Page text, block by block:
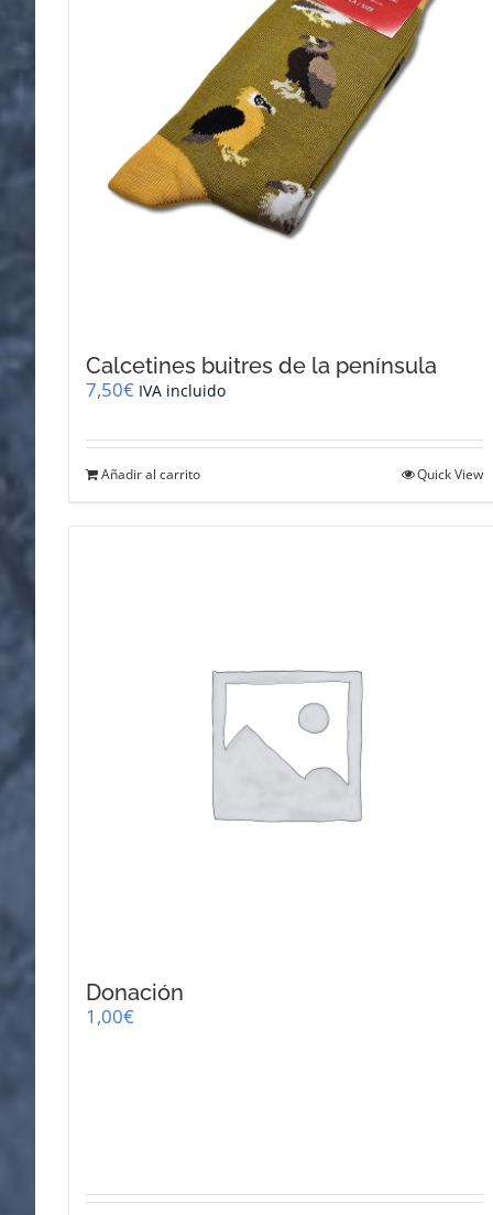
Calcetines buitres de la península
7,50€ IVA incluido
Añadir al carrito Quick View
Donación
1,00€